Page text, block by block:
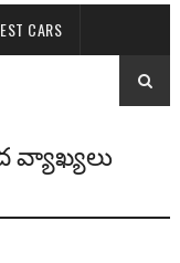
CARS
వ్యాఖ్యలు